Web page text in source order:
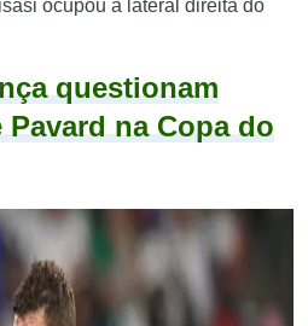
ocupou a lateral direita do
questionam
na Copa do